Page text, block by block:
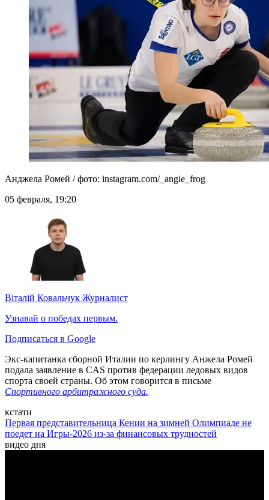
Анджела Ромей / фото: instagram.com/_angie_frog
05 февраля, 19:20
Віталій Ковальчук Журналист
Узнавай о победах первым.
Подписаться в Google
Экс-капитанка сборной Италии по керлингу Анжела Ромей
подала заявление в CAS против федерации ледовых видов
спорта своей страны. Об этом говорится в письме
Спортивного арбитражного суда.
кстати
Первая представительница Кении на зимней Олимпиаде не
поедет на Игры-2026 из-за финансовых трудностей
видео дня